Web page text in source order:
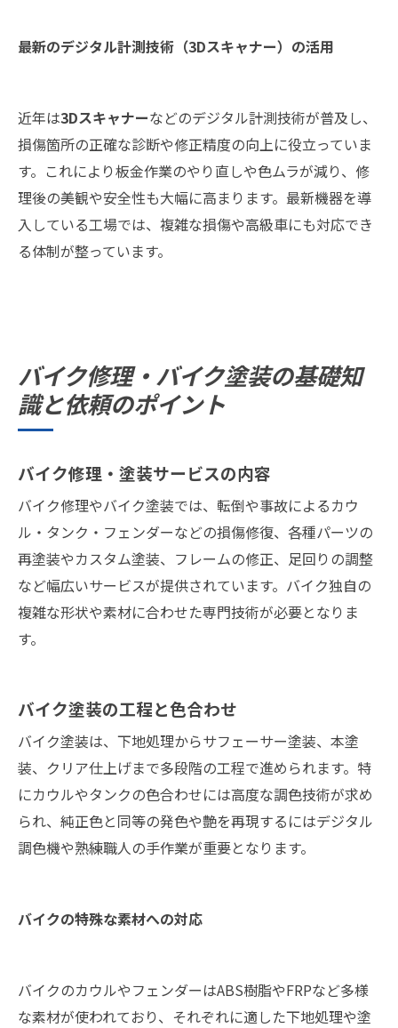
最新のデジタル計測技術（3Dスキャナー）の活用
近年は3Dスキャナーなどのデジタル計測技術が普及し、
損傷箇所の正確な診断や修正精度の向上に役立っていま
す。これにより板金作業のやり直しや色ムラが減り、修
理後の美観や安全性も大幅に高まります。最新機器を導
入している工場では、複雑な損傷や高級車にも対応でき
る体制が整っています。
バイク修理・バイク塗装の基礎知
識と依頼のポイント
バイク修理・塗装サービスの内容
バイク修理やバイク塗装では、転倒や事故によるカウ
ル・タンク・フェンダーなどの損傷修復、各種パーツの
再塗装やカスタム塗装、フレームの修正、足回りの調整
など幅広いサービスが提供されています。バイク独自の
複雑な形状や素材に合わせた専門技術が必要となりま
す。
バイク塗装の工程と色合わせ
バイク塗装は、下地処理からサフェーサー塗装、本塗
装、クリア仕上げまで多段階の工程で進められます。特
にカウルやタンクの色合わせには高度な調色技術が求め
られ、純正色と同等の発色や艶を再現するにはデジタル
調色機や熟練職人の手作業が重要となります。
バイクの特殊な素材への対応
バイクのカウルやフェンダーはABS樹脂やFRPなど多様
な素材が使われており、それぞれに適した下地処理や塗